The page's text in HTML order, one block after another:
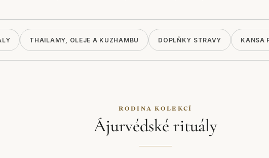
THAILAMY, OLEJE A KUZHAMBU DOPLŇKY STRAVY KANSA
RODINA KOLEKCÍ
Ájurvédské rituály